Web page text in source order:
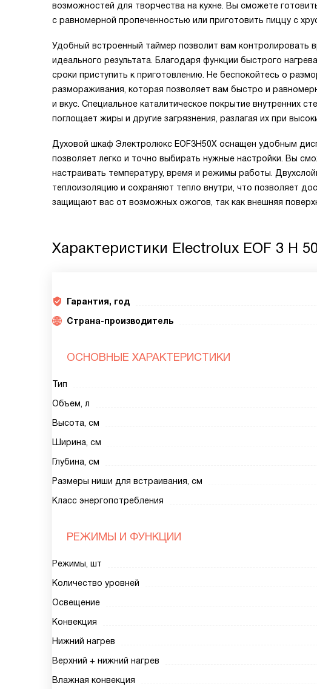
возможностей для творчества на кухне. Вы сможете
с равномерной пропеченностью или приготовить пиццу с
Удобный встроенный таймер позволит вам контролировать
идеального результата. Благодаря функции быстрого
сроки приступить к приготовлению. Не беспокойтесь о
размораживания, которая позволяет вам быстро и
и вкус. Специальное каталитическое покрытие внутренних
поглощает жиры и другие загрязнения, разлагая их при
Духовой шкаф Электролюкс EOF3H50X оснащен удобным
позволяет легко и точно выбирать нужные настройки. Вы
настраивать температуру, время и режимы работы.
теплоизоляцию и сохраняют тепло внутри, что позволяет
защищают вас от возможных ожогов, так как внешняя
Характеристики Electrolux EOF 3 H
Гарантия, год
Страна-производитель
ОСНОВНЫЕ ХАРАКТЕРИСТИКИ
Тип
Объем, л
Высота, см
Ширина, см
Глубина, см
Размеры ниши для встраивания, см
Класс энергопотребления
РЕЖИМЫ И ФУНКЦИИ
Режимы, шт
Количество уровней
Освещение
Конвекция
Нижний нагрев
Верхний + нижний нагрев
Влажная конвекция